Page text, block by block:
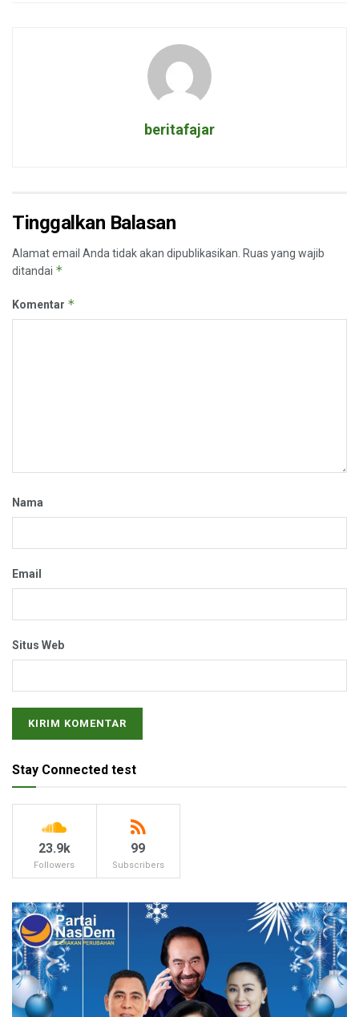
beritafajar
Tinggalkan Balasan
Alamat email Anda tidak akan dipublikasikan. Ruas yang wajib
ditandai *
Komentar *
Nama
Email
Situs Web
Stay Connected test
23.9k
Followers
99
Subscribers